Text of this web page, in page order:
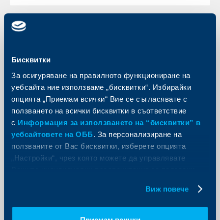
Бисквитки
За осигуряване на правилното функциониране на
уебсайта ние използваме „бисквитки“. Избирайки
опцията „Приемам всички“ Вие се съгласявате с
ползването на всички бисквитки в съответствие
с Информация за използването на “бисквитки” в
уебсайтовете на ОББ. За персонализиране на
ползваните от Вас бисквитки, изберете опцията
„Настройки“, чрез която можете да управлявате
Виж повече
банкиране на Обединена българска
банка вече могат да заплащат
електронни фактури, издадени
през eFaktura.bg.
06 юли 2011
06.07.2011 г.
Още
Съобщения за клиенти